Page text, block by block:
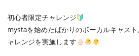
初心者限定チャレンジ
mystaを始めたばかりのボーカルキャス
ャレンジを実施します